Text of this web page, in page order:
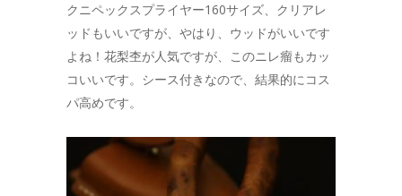
クニペックスプライヤー160サイズ、クリアレ
ッドもいいですが、やはり、ウッドがいいです
よね！花梨杢が人気ですが、このニレ瘤もカッ
コいいです。シース付きなので、結果的にコス
パ高めです。